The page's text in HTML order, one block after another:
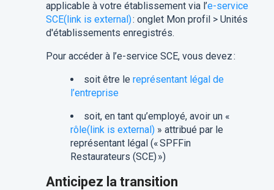
applicable à votre établissement via l’e-service
SCE(link is external): onglet Mon profil > Unités
d'établissements enregistrés.
Pour accéder à l’e-service SCE, vous devez :
soit être le représentant légal de
l’entreprise
soit, en tant qu’employé, avoir un «
rôle(link is external)» attribué par le
représentant légal (« SPFFin
Restaurateurs (SCE) »)
Anticipez la transition